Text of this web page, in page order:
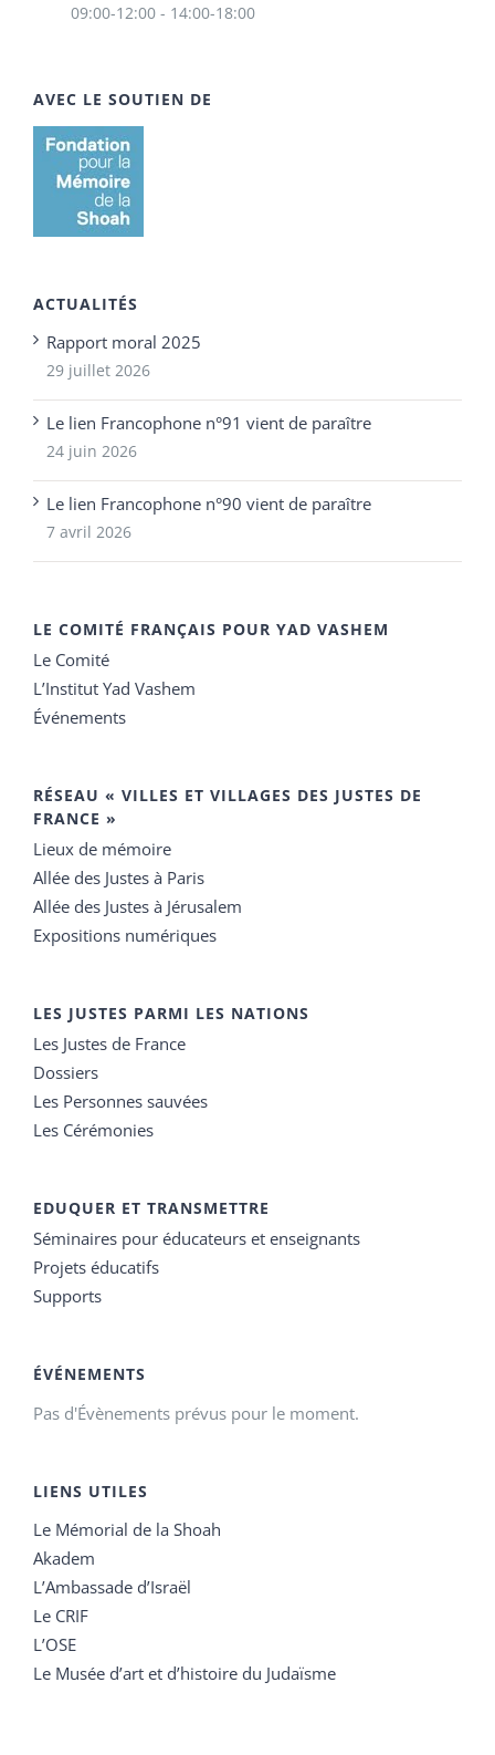
09:00-12:00 - 14:00-18:00
AVEC LE SOUTIEN DE
ACTUALITÉS
Rapport moral 2025
29 juillet 2026
Le lien Francophone n°91 vient de paraître
24 juin 2026
Le lien Francophone n°90 vient de paraître
7 avril 2026
LE COMITÉ FRANÇAIS POUR YAD VASHEM
Le Comité
L’Institut Yad Vashem
Événements
RÉSEAU « VILLES ET VILLAGES DES JUSTES DE
FRANCE »
Lieux de mémoire
Allée des Justes à Paris
Allée des Justes à Jérusalem
Expositions numériques
LES JUSTES PARMI LES NATIONS
Les Justes de France
Dossiers
Les Personnes sauvées
Les Cérémonies
EDUQUER ET TRANSMETTRE
Séminaires pour éducateurs et enseignants
Projets éducatifs
Supports
ÉVÉNEMENTS
Pas d'Évènements prévus pour le moment.
LIENS UTILES
Le Mémorial de la Shoah
Akadem
L’Ambassade d’Israël
Le CRIF
L’OSE
Le Musée d’art et d’histoire du Judaïsme